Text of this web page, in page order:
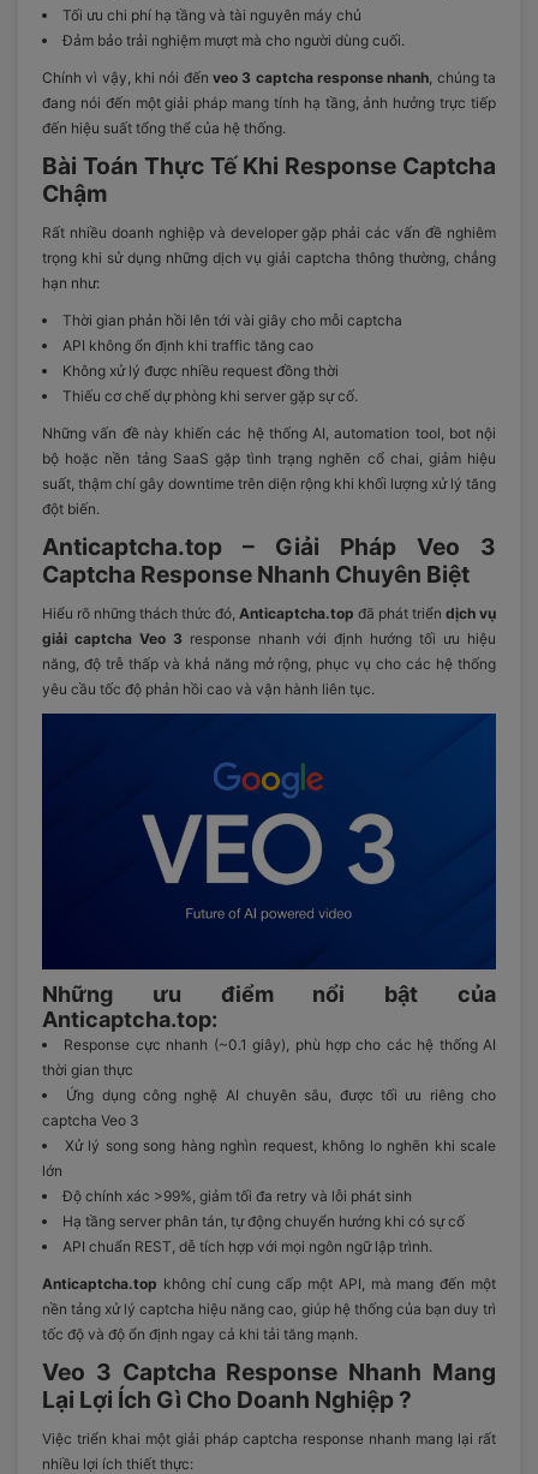
Tối ưu chi phí hạ tầng và tài nguyên máy chủ
Đảm bảo trải nghiệm mượt mà cho người dùng cuối.
Chính vì vậy, khi nói đến veo 3 captcha response nhanh, chúng ta
đang nói đến một giải pháp mang tính hạ tầng, ảnh hưởng trực tiếp
đến hiệu suất tổng thể của hệ thống.
Bài Toán Thực Tế Khi Response Captcha
Chậm
Rất nhiều doanh nghiệp và developer gặp phải các vấn đề nghiêm
trọng khi sử dụng những dịch vụ giải captcha thông thường, chẳng
hạn như:
Thời gian phản hồi lên tới vài giây cho mỗi captcha
API không ổn định khi traffic tăng cao
Không xử lý được nhiều request đồng thời
Thiếu cơ chế dự phòng khi server gặp sự cố.
Những vấn đề này khiến các hệ thống AI, automation tool, bot nội
bộ hoặc nền tảng SaaS gặp tình trạng nghẽn cổ chai, giảm hiệu
suất, thậm chí gây downtime trên diện rộng khi khối lượng xử lý tăng
đột biến.
Anticaptcha.top – Giải Pháp Veo 3
Captcha Response Nhanh Chuyên Biệt
Hiểu rõ những thách thức đó, Anticaptcha.top đã phát triển dịch vụ
giải captcha Veo 3 response nhanh với định hướng tối ưu hiệu
năng, độ trễ thấp và khả năng mở rộng, phục vụ cho các hệ thống
yêu cầu tốc độ phản hồi cao và vận hành liên tục.
Những ưu điểm nổi bật của
Anticaptcha.top:
Response cực nhanh (~0.1 giây), phù hợp cho các hệ thống AI
thời gian thực
Ứng dụng công nghệ AI chuyên sâu, được tối ưu riêng cho
captcha Veo 3
Xử lý song song hàng nghìn request, không lo nghẽn khi scale
lớn
Độ chính xác >99%, giảm tối đa retry và lỗi phát sinh
Hạ tầng server phân tán, tự động chuyển hướng khi có sự cố
API chuẩn REST, dễ tích hợp với mọi ngôn ngữ lập trình.
Anticaptcha.top không chỉ cung cấp một API, mà mang đến một
nền tảng xử lý captcha hiệu năng cao, giúp hệ thống của bạn duy trì
tốc độ và độ ổn định ngay cả khi tải tăng mạnh.
Veo 3 Captcha Response Nhanh Mang
Lại Lợi Ích Gì Cho Doanh Nghiệp ?
Việc triển khai một giải pháp captcha response nhanh mang lại rất
nhiều lợi ích thiết thực: